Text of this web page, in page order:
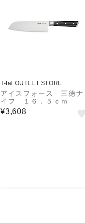
T-fal OUTLET STORE
アイスフォース 三徳ナ
イフ １６．５ｃｍ
¥3,608